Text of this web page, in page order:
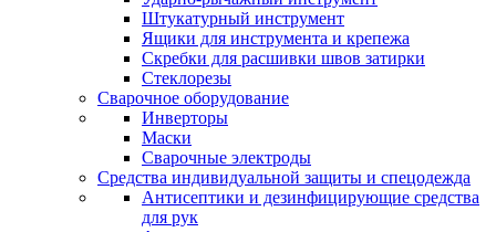
Штукатурный инструмент
Ящики для инструмента и крепежа
Скребки для расшивки швов затирки
Стеклорезы
Сварочное оборудование
Инверторы
Маски
Сварочные электроды
Средства индивидуальной защиты и спецодежда
Антисептики и дезинфицирующие средства
для рук